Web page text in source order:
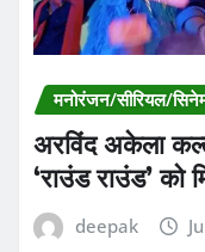
मनोरंजन/सीरियल/
अरविंद अकेला
‘राउंड राउंड’ को
deepak